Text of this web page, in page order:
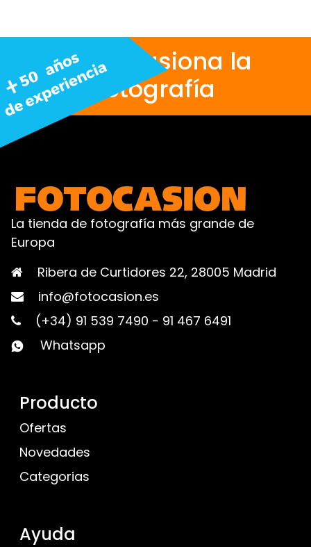
Nos apasiona la
fotografía
La tienda de fotografía más grande de
Europa
Ribera de Curtidores 22, 28005 Madrid
info@fotocasion.es
(+34) 91 539 7490 - 91 467 6491
Whatsapp
Producto
Ofertas
Novedades
Categorias
Ayuda